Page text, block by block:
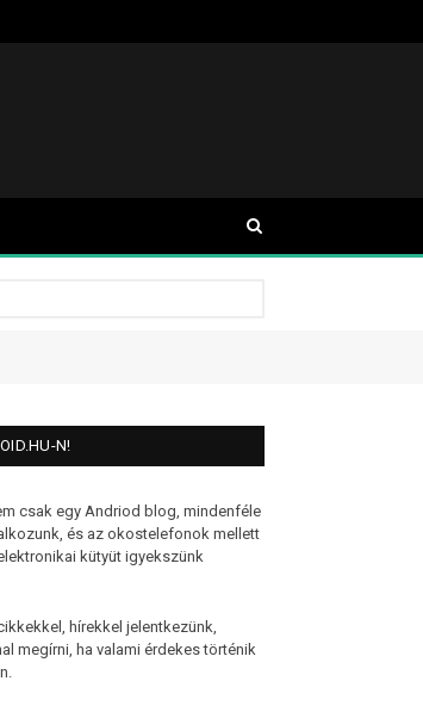
N!
csak egy Andriod blog, mindenféle
és az okostelefonok mellett
kütyüt igyekszünk
hírekkel jelentkezünk,
megírni, ha valami érdekes történik